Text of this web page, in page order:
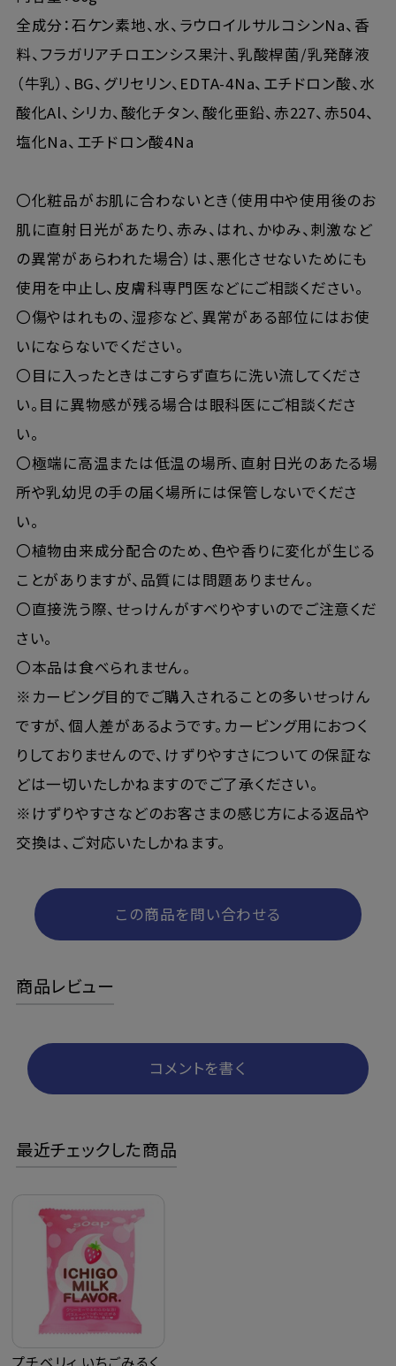
全成分：石ケン素地、水、ラウロイルサルコシンNa、香
料、フラガリアチロエンシス果汁、乳酸桿菌/乳発酵液
（牛乳）、BG、グリセリン、EDTA-4Na、エチドロン酸、水
酸化Al、シリカ、酸化チタン、酸化亜鉛、赤227、赤504、
塩化Na、エチドロン酸4Na
〇化粧品がお肌に合わないとき（使用中や使用後のお
肌に直射日光があたり、赤み、はれ、かゆみ、刺激など
の異常があらわれた場合）は、悪化させないためにも
使用を中止し、皮膚科専門医などにご相談ください。
〇傷やはれもの、湿疹など、異常がある部位にはお使
いにならないでください。
〇目に入ったときはこすらず直ちに洗い流してくださ
い。目に異物感が残る場合は眼科医にご相談くださ
い。
〇極端に高温または低温の場所、直射日光のあたる場
所や乳幼児の手の届く場所には保管しないでくださ
い。
〇植物由来成分配合のため、色や香りに変化が生じる
ことがありますが、品質には問題ありません。
〇直接洗う際、せっけんがすべりやすいのでご注意くだ
さい。
〇本品は食べられません。
※カービング目的でご購入されることの多いせっけん
ですが、個人差があるようです。カービング用におつく
りしておりませんので、けずりやすさについての保証な
どは一切いたしかねますのでご了承ください。
※けずりやすさなどのお客さまの感じ方による返品や
交換は、ご対応いたしかねます。
この商品を問い合わせる
商品レビュー
コメントを書く
最近チェックした商品
プチベリィ いちごみるく